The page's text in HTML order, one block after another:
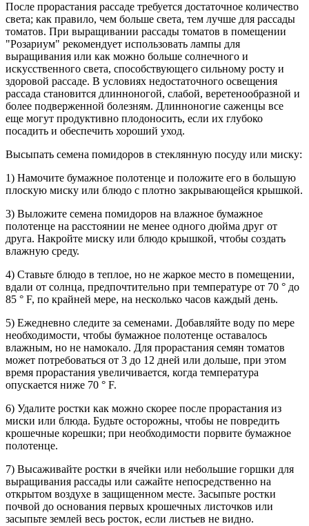
После прорастания рассаде требуется достаточное количество
света; как правило, чем больше света, тем лучше для рассады
томатов. При выращивании рассады томатов в помещении
"Розариум" рекомендует использовать лампы для
выращивания или как можно больше солнечного и
искусственного света, способствующего сильному росту и
здоровой рассаде. В условиях недостаточного освещения
рассада становится длинноногой, слабой, веретенообразной и
более подверженной болезням. Длинноногие саженцы все
еще могут продуктивно плодоносить, если их глубоко
посадить и обеспечить хороший уход.
Высыпать семена помидоров в стеклянную посуду или миску:
1) Намочите бумажное полотенце и положите его в большую
плоскую миску или блюдо с плотно закрывающейся крышкой.
3) Выложите семена помидоров на влажное бумажное
полотенце на расстоянии не менее одного дюйма друг от
друга. Накройте миску или блюдо крышкой, чтобы создать
влажную среду.
4) Ставьте блюдо в теплое, но не жаркое место в помещении,
вдали от солнца, предпочтительно при температуре от 70 ° до
85 ° F, по крайней мере, на несколько часов каждый день.
5) Ежедневно следите за семенами. Добавляйте воду по мере
необходимости, чтобы бумажное полотенце оставалось
влажным, но не намокало. Для прорастания семян томатов
может потребоваться от 3 до 12 дней или дольше, при этом
время прорастания увеличивается, когда температура
опускается ниже 70 ° F.
6) Удалите ростки как можно скорее после прорастания из
миски или блюда. Будьте осторожны, чтобы не повредить
крошечные корешки; при необходимости порвите бумажное
полотенце.
7) Высаживайте ростки в ячейки или небольшие горшки для
выращивания рассады или сажайте непосредственно на
открытом воздухе в защищенном месте. Засыпьте ростки
почвой до основания первых крошечных листочков или
засыпьте землей весь росток, если листьев не видно.